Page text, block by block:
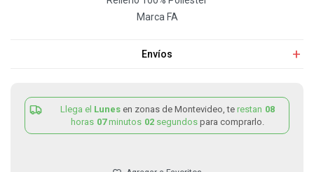
Marca FA
Envíos
Llega el Lunes en zonas de Montevideo, te restan 08
horas 07minutos 02 segundos para comprarlo.